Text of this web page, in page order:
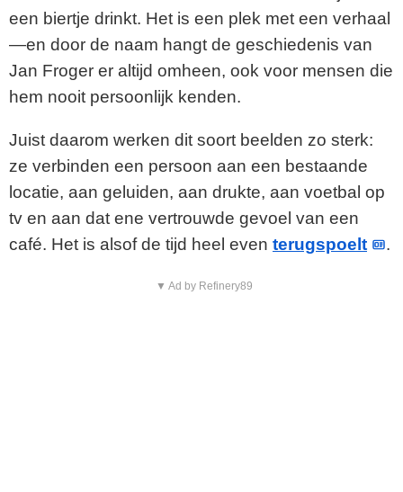
een biertje drinkt. Het is een plek met een verhaal
—en door de naam hangt de geschiedenis van
Jan Froger er altijd omheen, ook voor mensen die
hem nooit persoonlijk kenden.
Juist daarom werken dit soort beelden zo sterk:
ze verbinden een persoon aan een bestaande
locatie, aan geluiden, aan drukte, aan voetbal op
tv en aan dat ene vertrouwde gevoel van een
café. Het is alsof de tijd heel even terugspoelt .
▼ Ad by Refinery89